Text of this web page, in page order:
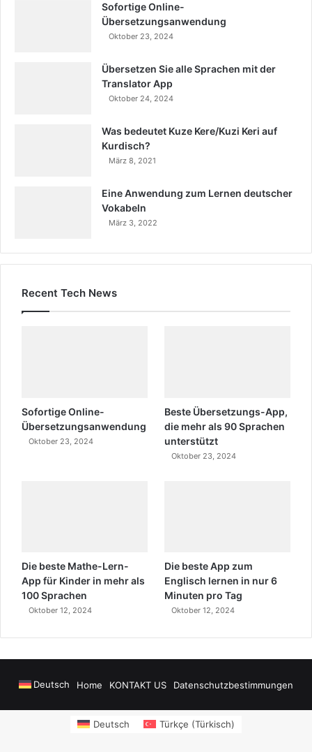
Sofortige Online-
Übersetzungsanwendung
Oktober 23, 2024
Übersetzen Sie alle Sprachen mit der
Translator App
Oktober 24, 2024
Was bedeutet Kuze Kere/Kuzi Keri auf
Kurdisch?
März 8, 2021
Eine Anwendung zum Lernen deutscher
Vokabeln
März 3, 2022
Recent Tech News
Sofortige Online-
Übersetzungsanwendung
Oktober 23, 2024
Beste Übersetzungs-App,
die mehr als 90 Sprachen
unterstützt
Oktober 23, 2024
Die beste Mathe-Lern-
App für Kinder in mehr als
100 Sprachen
Oktober 12, 2024
Die beste App zum
Englisch lernen in nur 6
Minuten pro Tag
Oktober 12, 2024
Deutsch Home KONTAKT US Datenschutzbestimmungen
Deutsch Türkçe (Türkisch)